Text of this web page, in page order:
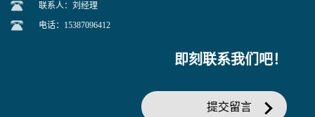
联系人：刘经理
电话：15387096412
即刻联系我们吧！
提交留言